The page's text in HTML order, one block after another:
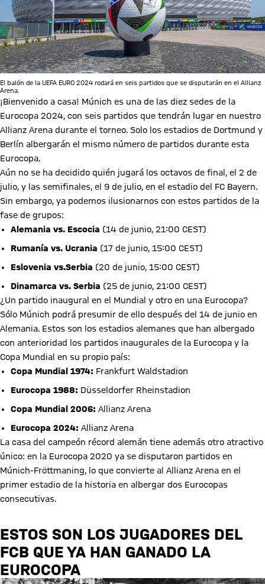
El balón de la UEFA EURO 2024 rodará en seis partidos que se disputarán en el Allianz
Arena.
¡Bienvenido a casa! Múnich es una de las diez sedes de la
Eurocopa 2024, con seis partidos que tendrán lugar en nuestro
Allianz Arena durante el torneo. Solo los estadios de Dortmund y
Berlín albergarán el mismo número de partidos durante esta
Eurocopa.
Aún no se ha decidido quién jugará los octavos de final, el 2 de
julio, y las semifinales, el 9 de julio, en el estadio del FC Bayern.
Sin embargo, ya podemos ilusionarnos con estos partidos de la
fase de grupos:
Alemania vs. Escocia (14 de junio, 21:00 CEST)
Rumanía vs. Ucrania (17 de junio, 15:00 CEST)
Eslovenia vs.Serbia (20 de junio, 15:00 CEST)
Dinamarca vs. Serbia (25 de junio, 21:00 CEST)
¿Un partido inaugural en el Mundial y otro en una Eurocopa?
Sólo Múnich podrá presumir de ello después del 14 de junio en
Alemania. Estos son los estadios alemanes que han albergado
con anterioridad los partidos inaugurales de la Eurocopa y la
Copa Mundial en su propio país:
Copa Mundial 1974: Frankfurt Waldstadion
Eurocopa 1988: Düsseldorfer Rheinstadion
Copa Mundial 2006: Allianz Arena
Eurocopa 2024: Allianz Arena
La casa del campeón récord alemán tiene además otro atractivo
único: en la Eurocopa 2020 ya se disputaron partidos en
Múnich-Fröttmaning, lo que convierte al Allianz Arena en el
primer estadio de la historia en albergar dos Eurocopas
consecutivas.
ESTOS SON LOS JUGADORES DEL
FCB QUE YA HAN GANADO LA
EUROCOPA